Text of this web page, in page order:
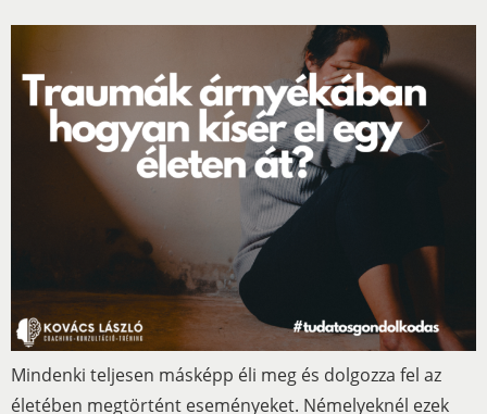
Mindenki teljesen másképp éli meg és dolgozza fel az
életében megtörtént eseményeket. Némelyeknél ezek